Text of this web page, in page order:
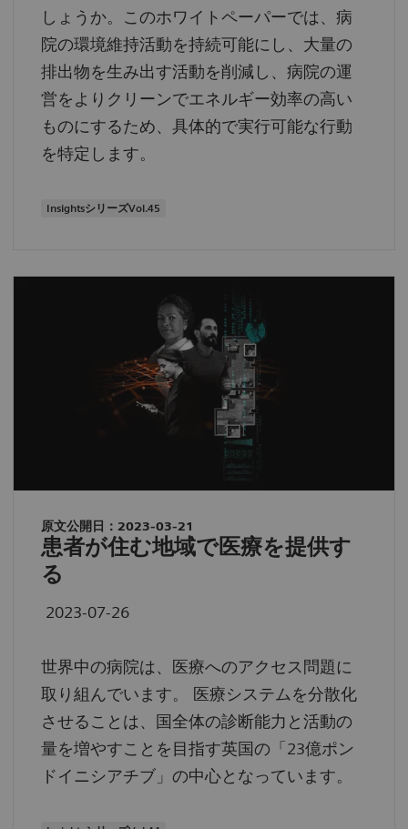
しょうか。このホワイトペーパーでは、病
院の環境維持活動を持続可能にし、大量の
排出物を生み出す活動を削減し、病院の運
営をよりクリーンでエネルギー効率の高い
ものにするため、具体的で実行可能な行動
を特定します。
InsightsシリーズVol.45
原文公開日：2023-03-21
患者が住む地域で医療を提供す
る
2023-07-26
世界中の病院は、医療へのアクセス問題に
取り組んでいます。 医療システムを分散化
させることは、国全体の診断能力と活動の
量を増やすことを目指す英国の「23億ポン
ドイニシアチブ」の中心となっています。